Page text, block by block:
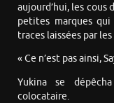
aujourd’hui, les cous
petites marques qui
traces laissées par
« Ce n’est pas ainsi,
Yukina se
colocataire.